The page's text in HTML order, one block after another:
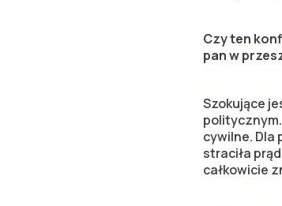
Czy ten
pan w
Szokujące
cywilne. Dla
straciła
całkowicie